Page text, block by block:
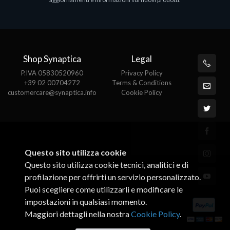
Shop Synaptica
P.IVA 05830520960
+39 02 00704272
customercare@synaptica.info
Legal
Privacy Policy
Terms & Conditions
Cookie Policy
Questo sito utilizza cookie
Questo sito utilizza cookie tecnici, analitici e di
profilazione per offrirti un servizio personalizzato.
Puoi scegliere come utilizzarli e modificare le
impostazioni in qualsiasi momento.
Maggiori dettagli nella nostraCookie Policy.